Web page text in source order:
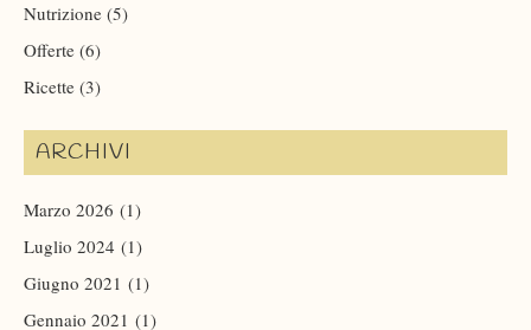
Nutrizione (5)
Offerte (6)
Ricette (3)
ARCHIVI
Marzo 2026 (1)
Luglio 2024 (1)
Giugno 2021 (1)
Gennaio 2021 (1)